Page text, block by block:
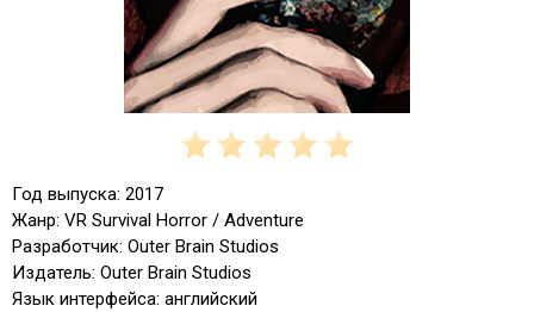
Год выпуска: 2017
Жанр: VR Survival Horror / Adventure
Разработчик: Outer Brain Studios
Издатель: Outer Brain Studios
Язык интерфейса: английский